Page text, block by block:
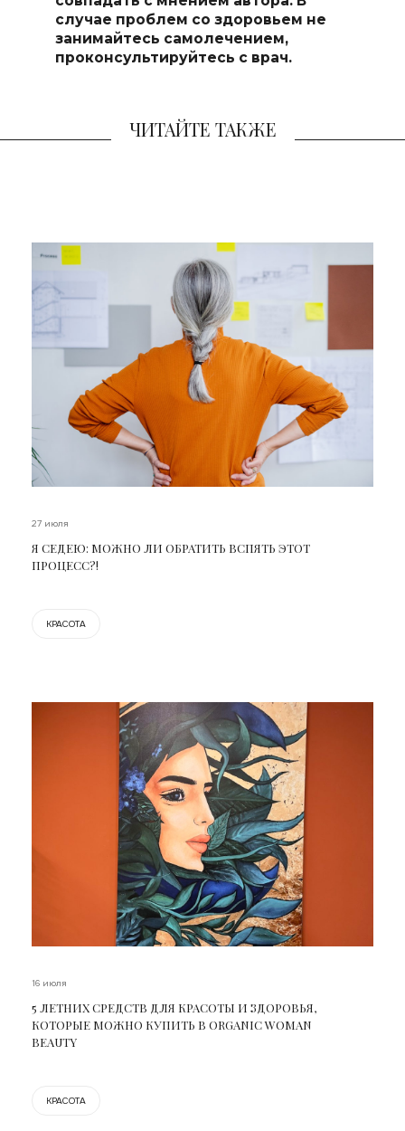
случае проблем со здоровьем не
занимайтесь самолечением,
проконсультируйтесь с врач.
ЧИТАЙТЕ ТАКЖЕ
27 июля
Я СЕДЕЮ: МОЖНО ЛИ ОБРАТИТЬ ВСПЯТЬ ЭТОТ
ПРОЦЕСС?!
КРАСОТА
16 июля
5 ЛЕТНИХ СРЕДСТВ ДЛЯ КРАСОТЫ И ЗДОРОВЬЯ,
КОТОРЫЕ МОЖНО КУПИТЬ В ORGANIC WOMAN
BEAUTY
КРАСОТА